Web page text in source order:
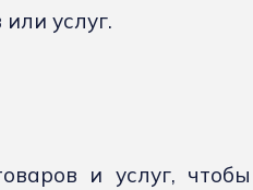
услуг.
и услуг, чтобы